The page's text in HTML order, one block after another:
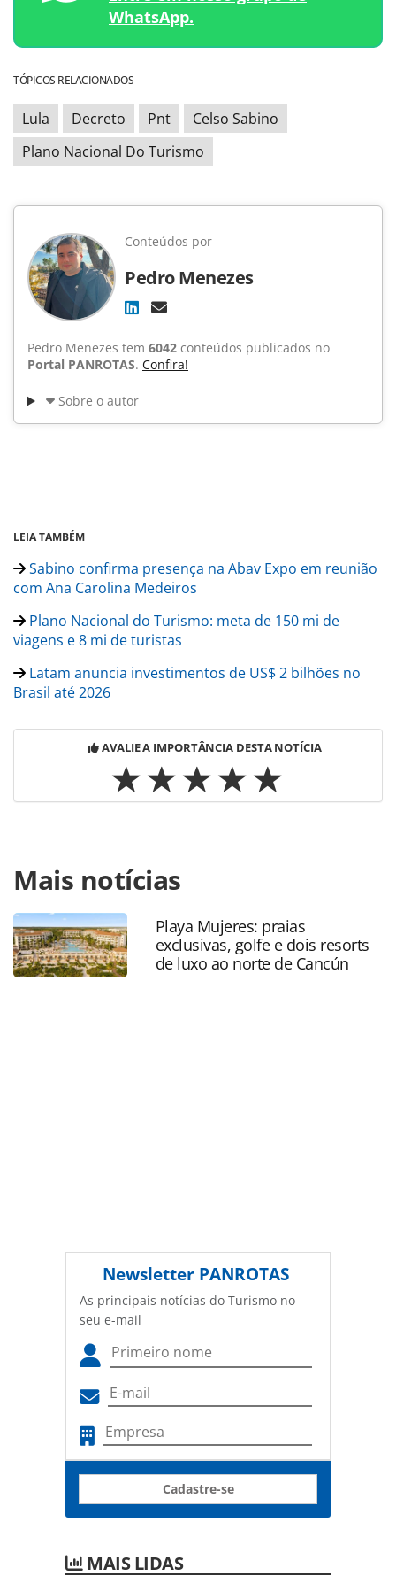
WhatsApp.
TÓPICOS RELACIONADOS
Lula Decreto Pnt
Celso Sabino
Plano Nacional Do Turismo
Conteúdos por
Pedro Menezes
Pedro Menezes tem 6042 conteúdos publicados no
Portal PANROTAS. Confira!
Sobre o autor
LEIA TAMBÉM
Sabino confirma presença na Abav Expo em reunião
com Ana Carolina Medeiros
Plano Nacional do Turismo: meta de 150 mi de
viagens e 8 mi de turistas
Latam anuncia investimentos de US$ 2 bilhões no
Brasil até 2026
AVALIE A IMPORTÂNCIA DESTA NOTÍCIA
https://www.panrotas.com.br/mercado/economia-e-
politica/2024/08/lula-assina-decreto-que-aprova-o-plano-
nacional-do-turismo-veja-as-metas_208081.html ou as
ferramentas oferecidas na página. Todo o conteúdo
produzido pela PANROTAS Editora é protegido pela
legislação brasileira sobre direito autoral. Não reproduza o
Mais notícias
Playa Mujeres: praias
exclusivas, golfe e dois resorts
de luxo ao norte de Cancún
Newsletter PANROTAS
As principais notícias do Turismo no
seu e-mail
Cadastre-se
MAIS LIDAS